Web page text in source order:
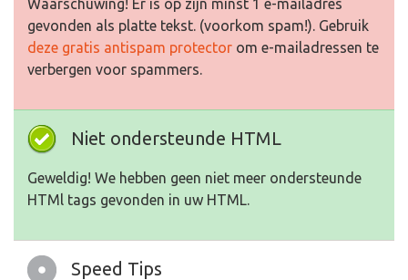
Waarschuwing! Er is op zijn minst 1 e-mailadres
gevonden als platte tekst. (voorkom spam!). Gebruik
deze gratis antispam protector om e-mailadressen te
verbergen voor spammers.
Niet ondersteunde HTML
Geweldig! We hebben geen niet meer ondersteunde
HTMl tags gevonden in uw HTML.
Speed Tips